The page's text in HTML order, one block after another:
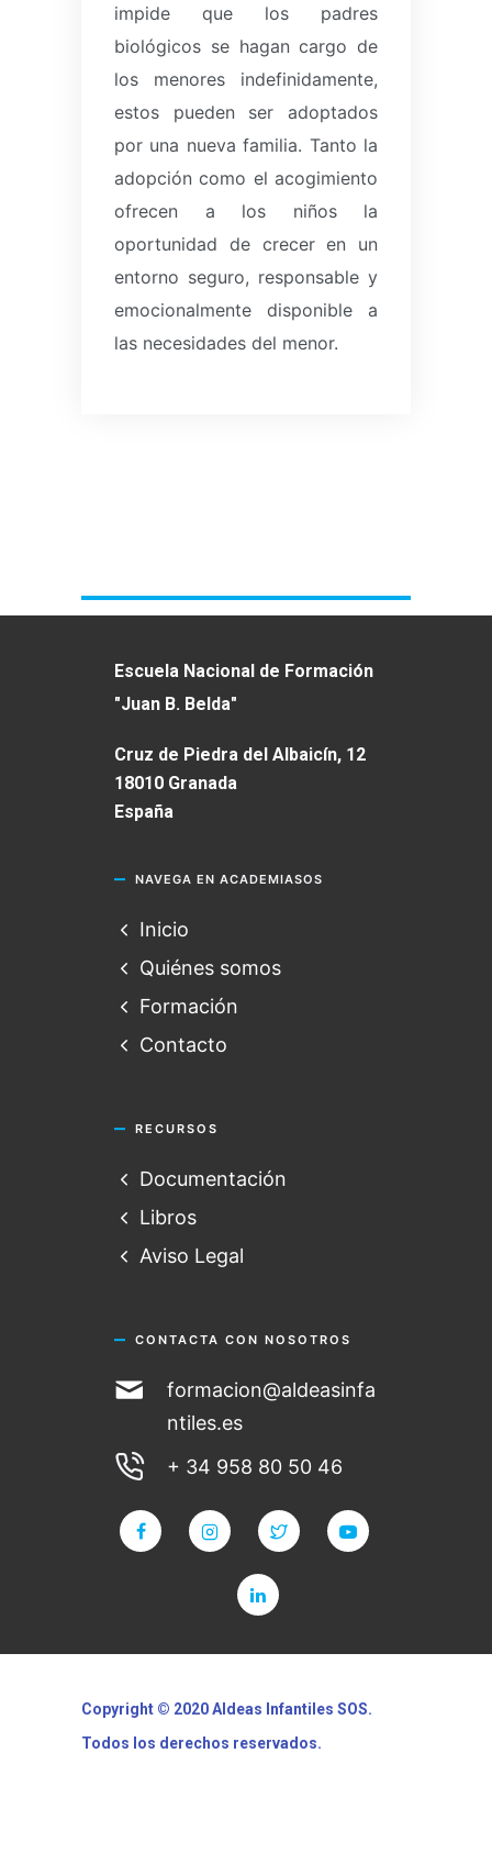
impide que los padres
biológicos se hagan cargo de
los menores indefinidamente,
estos pueden ser adoptados
por una nueva familia. Tanto la
adopción como el acogimiento
ofrecen a los niños la
oportunidad de crecer en un
entorno seguro, responsable y
emocionalmente disponible a
las necesidades del menor.
Escuela Nacional de Formación
"Juan B. Belda"
Cruz de Piedra del Albaicín, 12
18010 Granada
España
NAVEGA EN ACADEMIASOS
Inicio
Quiénes somos
Formación
Contacto
RECURSOS
Documentación
Libros
Aviso Legal
CONTACTA CON NOSOTROS
formacion@aldeasinfa
ntiles.es
+ 34 958 80 50 46
Copyright © 2020 Aldeas Infantiles SOS.
Todos los derechos reservados.